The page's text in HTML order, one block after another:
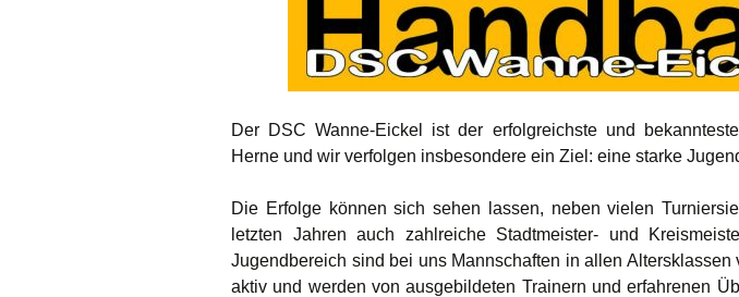
Der DSC Wanne-Eickel ist der erfolgreichste und
Herne und wir verfolgen insbesondere ein Ziel: eine starke
Die Erfolge können sich sehen lassen, neben vielen
letzten Jahren auch zahlreiche Stadtmeister- und
Jugendbereich sind bei uns Mannschaften in allen Altersklassen
aktiv und werden von ausgebildeten Trainern und erfahrenen